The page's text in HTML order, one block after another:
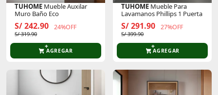
TUHOME Mueble Auxilar
Muro Baño Eco
S/ 242.90 24%OFF
S/ 319.90
AGREGAR
TUHOME Mueble Para
Lavamanos Phillips 1 Puerta
S/ 291.90 27%OFF
S/ 399.90
AGREGAR